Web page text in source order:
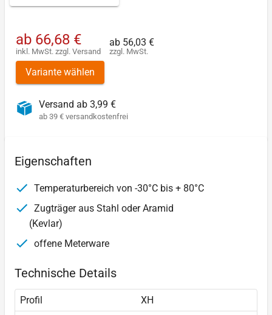
ab 66,68 €
inkl. MwSt. zzgl. Versand
ab 56,03 €
zzgl. MwSt.
Variante wählen
Versand ab 3,99 €
ab 39 € versandkostenfrei
Eigenschaften
Temperaturbereich von -30°C bis + 80°C
Zugträger aus Stahl oder Aramid
(Kevlar)
offene Meterware
Technische Details
Profil
XH